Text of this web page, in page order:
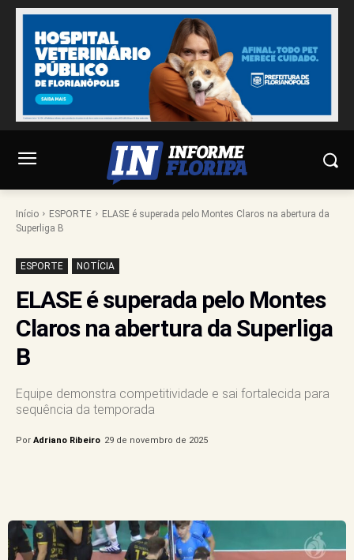
Início ESPORTE
ELASE é superada pelo Montes Claros na abertura da
Superliga B
ESPORTE NOTÍCIA
ELASE é superada pelo Montes
Claros na abertura da Superliga
B
Equipe demonstra competitividade e sai fortalecida para
sequência da temporada
Por Adriano Ribeiro 29 de novembro de 2025